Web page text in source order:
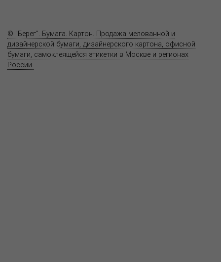
© "Берег". Бумага. Картон. Продажа мелованной и
дизайнерской бумаги, дизайнерского картона, офисной
бумаги, самоклеящейся этикетки в Москве и регионах
России.